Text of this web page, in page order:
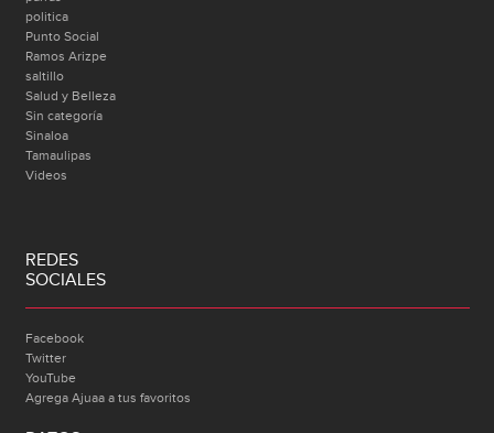
politica
Punto Social
Ramos Arizpe
saltillo
Salud y Belleza
Sin categoría
Sinaloa
Tamaulipas
Videos
REDES
SOCIALES
Facebook
Twitter
YouTube
Agrega Ajuaa a tus favoritos